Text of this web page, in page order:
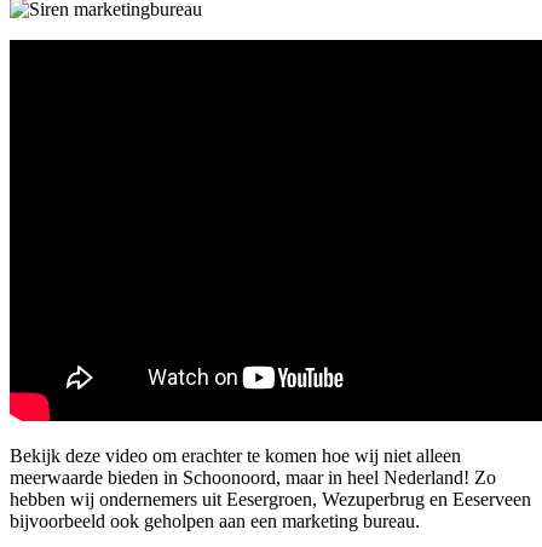
Bekijk deze video om erachter te komen hoe wij niet alleen
meerwaarde bieden in Schoonoord, maar in heel Nederland! Zo
hebben wij ondernemers uit Eesergroen, Wezuperbrug en Eeserveen
bijvoorbeeld ook geholpen aan een marketing bureau.